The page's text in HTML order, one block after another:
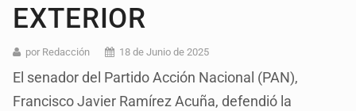
EXTERIOR
por Redacción 18 de Junio de 2025
El senador del Partido Acción Nacional (PAN),
Francisco Javier Ramírez Acuña, defendió la